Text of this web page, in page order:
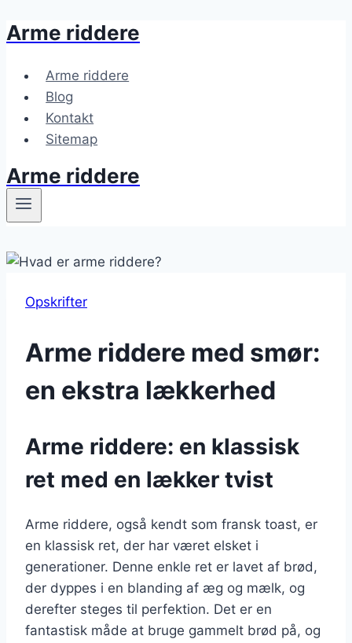
Fortsæt
indhold
Arme riddere
Arme riddere
Blog
Kontakt
Sitemap
Arme riddere
Opskrifter
Arme riddere med smør:
en ekstra lækkerhed
Arme riddere: en klassisk
ret med en lækker tvist
Arme riddere, også kendt som fransk toast, er
en klassisk ret, der har været elsket i
generationer. Denne enkle ret er lavet af brød,
der dyppes i en blanding af æg og mælk, og
derefter steges til perfektion. Det er en
fantastisk måde at bruge gammelt brød på, og